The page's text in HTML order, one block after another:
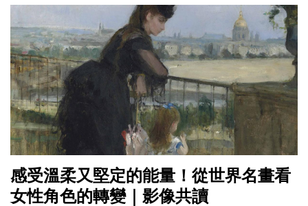
感受溫柔又堅定的能量！從世界名畫看
女性角色的轉變｜影像共讀